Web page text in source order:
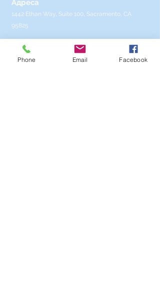
Адреса
1442 Ethan Way, Suite 100, Sacramento, CA
95825
Часи відкриття
Ми відкриті двічі на місяць по суботах з 08:00
Phone Email Facebook